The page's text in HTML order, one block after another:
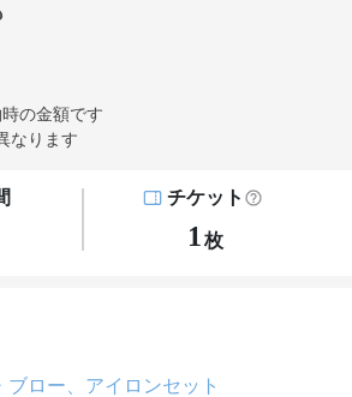
時の金額です
なります
チケット
1 枚
ブロー、アイロンセット